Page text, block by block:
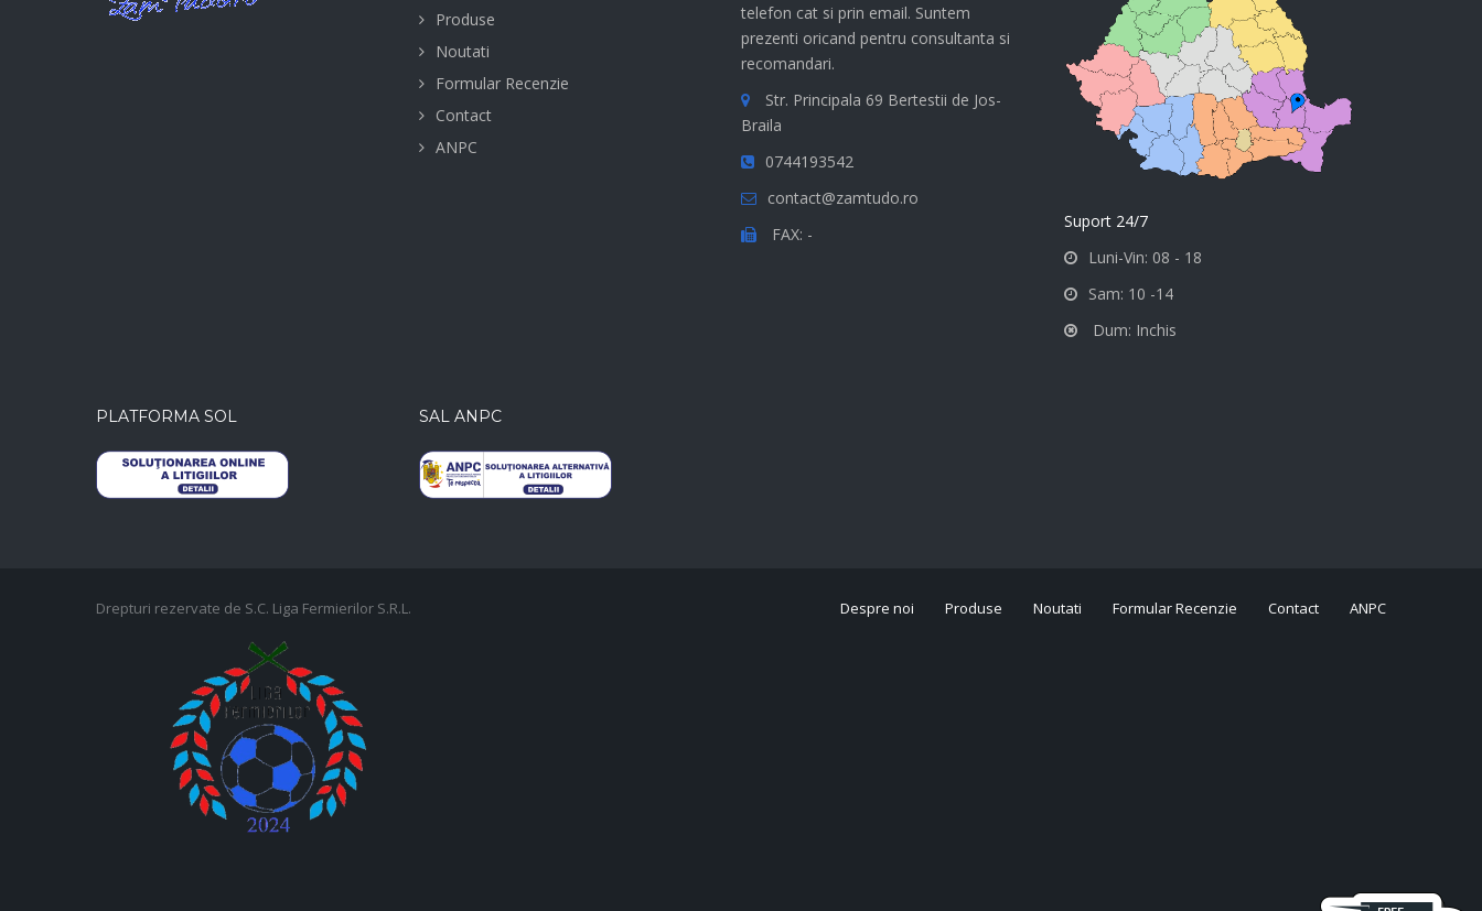
Produse
Noutati
Formular Recenzie
Contact
ANPC
telefon cat si prin email. Suntem
prezenti oricand pentru consultanta si
recomandari.
Str. Principala 69 Bertestii de Jos-
Braila
0744193542
contact@zamtudo.ro
FAX: -
Suport 24/7
Luni-Vin: 08 - 18
Sam: 10 -14
Dum: Inchis
PLATFORMA SOL SAL ANPC
Drepturi rezervate de S.C. Liga Fermierilor S.R.L. Despre noi Produse Noutati Formular Recenzie Contact ANPC